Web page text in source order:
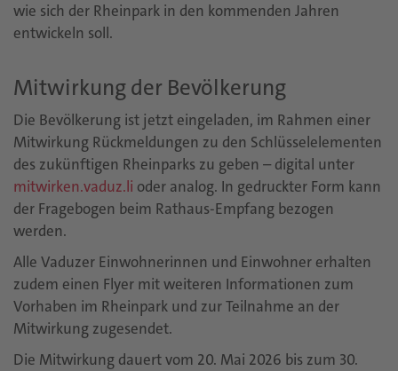
wie sich der Rheinpark in den kommenden Jahren
entwickeln soll.
Mitwirkung der Bevölkerung
Die Bevölkerung ist jetzt eingeladen, im Rahmen einer
Mitwirkung Rückmeldungen zu den Schlüsselelementen
des zukünftigen Rheinparks zu geben – digital unter
mitwirken.vaduz.li oder analog. In gedruckter Form kann
der Fragebogen beim Rathaus-Empfang bezogen
werden.
Alle Vaduzer Einwohnerinnen und Einwohner erhalten
zudem einen Flyer mit weiteren Informationen zum
Vorhaben im Rheinpark und zur Teilnahme an der
Mitwirkung zugesendet.
Die Mitwirkung dauert vom 20. Mai 2026 bis zum 30.